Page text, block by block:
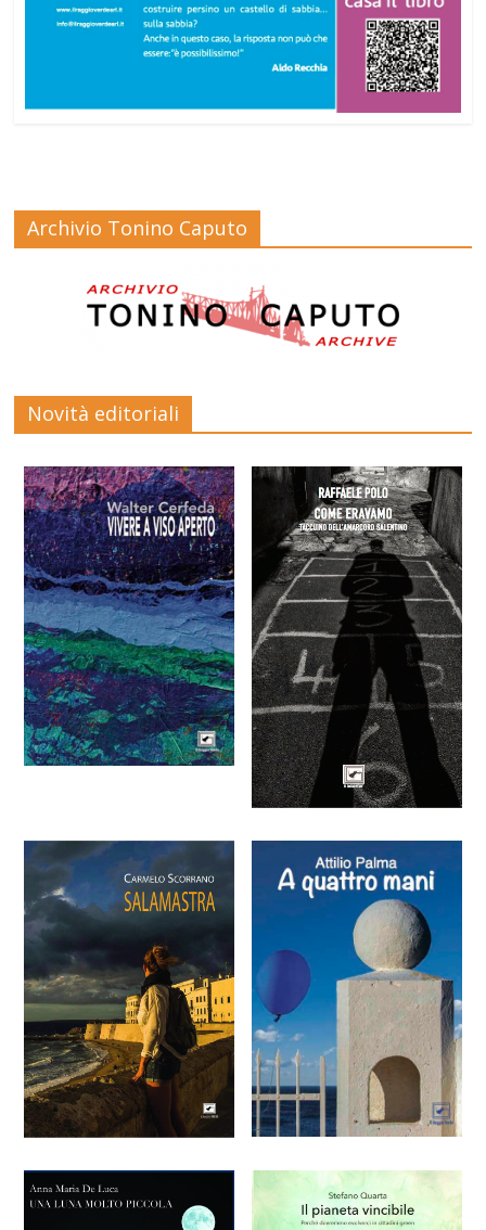
Archivio Tonino Caputo
Novità editoriali